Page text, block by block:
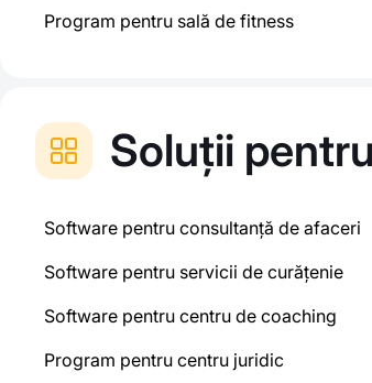
Program pentru sală de fitness
Soluții
Software pentru consultanță de afaceri
Software pentru servicii de curățenie
Software pentru centru de coaching
Program pentru centru juridic